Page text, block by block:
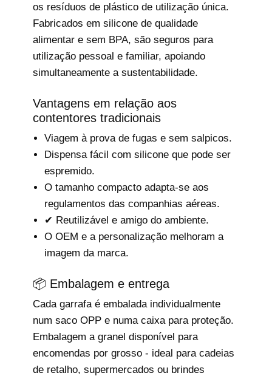
os resíduos de plástico de utilização única.
Fabricados em silicone de qualidade
alimentar e sem BPA, são seguros para
utilização pessoal e familiar, apoiando
simultaneamente a sustentabilidade.
Vantagens em relação aos
contentores tradicionais
Viagem à prova de fugas e sem salpicos.
Dispensa fácil com silicone que pode ser
espremido.
O tamanho compacto adapta-se aos
regulamentos das companhias aéreas.
✔ Reutilizável e amigo do ambiente.
O OEM e a personalização melhoram a
imagem da marca.
📦 Embalagem e entrega
Cada garrafa é embalada individualmente
num saco OPP e numa caixa para proteção.
Embalagem a granel disponível para
encomendas por grosso - ideal para cadeias
de retalho, supermercados ou brindes